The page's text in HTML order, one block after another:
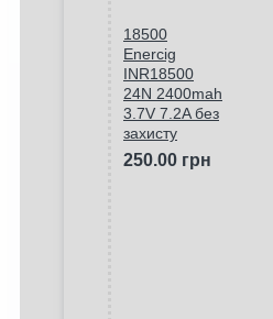
18500
Enercig
INR18500
24N 2400mah
3.7V 7.2A без
захисту
250.00 грн